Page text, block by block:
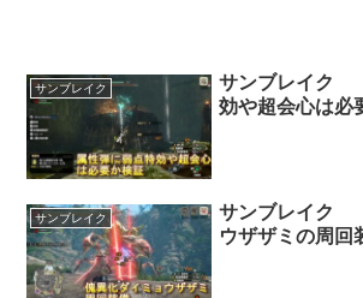
サンブレイク
サンブレイク
効や超会心は必
サンブレイク
サンブレイク
ウザザミの周回